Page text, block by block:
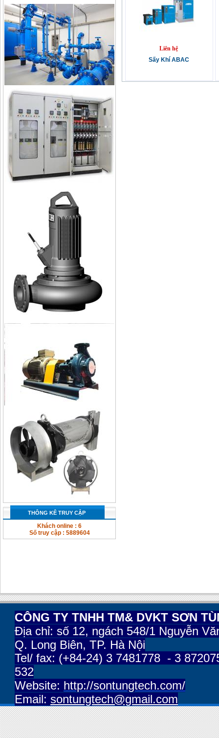
THÔNG KÊ TRUY CẬP
Khách online : 6
Số truy cập : 5889604
Liên hệ
Sấy Khí ABAC
CÔNG TY TNHH TM& DVKT SƠN
Địa chỉ: số 12, ngách 548/1 Nguyễn
Q. Long Biên, TP. Hà Nội
Tel/ fax: (+84-24) 3 7481778 - 3
532
Website: http://sontungtech.com/
Email: sontungtech@gmail.com